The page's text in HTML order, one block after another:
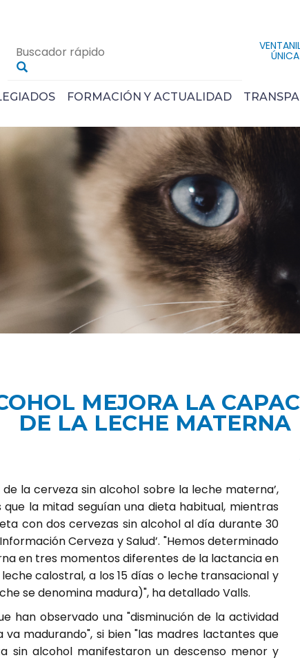
ÚNICA
FORMACIÓN Y ACTUALIDAD
MEJORA LA
DE LA LECHE MATERNA
la cerveza sin alcohol sobre la leche materna’,
la mitad seguían una dieta habitual, mientras
con dos cervezas sin alcohol al día durante 30
Cerveza y Salud’. "Hemos determinado
en tres momentos diferentes de la lactancia en
calostral, a los 15 días o leche transacional y
se denomina madura)", ha detallado Valls.
han observado una "disminución de la actividad
madurando", si bien "las madres lactantes que
sin alcohol manifestaron un descenso menor y